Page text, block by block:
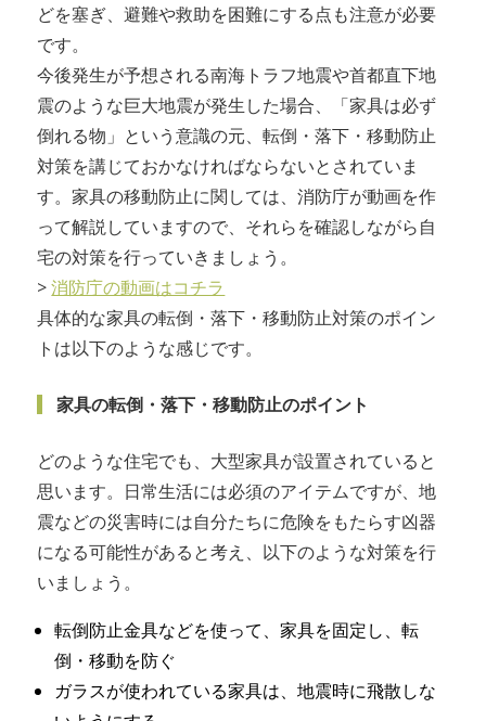
どを塞ぎ、避難や救助を困難にする点も注意が必要
です。
今後発生が予想される南海トラフ地震や首都直下地
震のような巨大地震が発生した場合、「家具は必ず
倒れる物」という意識の元、転倒・落下・移動防止
対策を講じておかなければならないとされていま
す。家具の移動防止に関しては、消防庁が動画を作
って解説していますので、それらを確認しながら自
宅の対策を行っていきましょう。
>消防庁の動画はコチラ
具体的な家具の転倒・落下・移動防止対策のポイン
トは以下のような感じです。
家具の転倒・落下・移動防止のポイント
どのような住宅でも、大型家具が設置されていると
思います。日常生活には必須のアイテムですが、地
震などの災害時には自分たちに危険をもたらす凶器
になる可能性があると考え、以下のような対策を行
いましょう。
転倒防止金具などを使って、家具を固定し、転
倒・移動を防ぐ
ガラスが使われている家具は、地震時に飛散しな